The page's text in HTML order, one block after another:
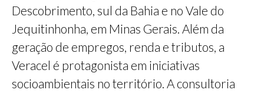
Descobrimento, sul da Bahia e no Vale do
Jequitinhonha, em Minas Gerais. Além da
geração de empregos, renda e tributos, a
Veracel é protagonista em iniciativas
socioambientais no território. A consultoria